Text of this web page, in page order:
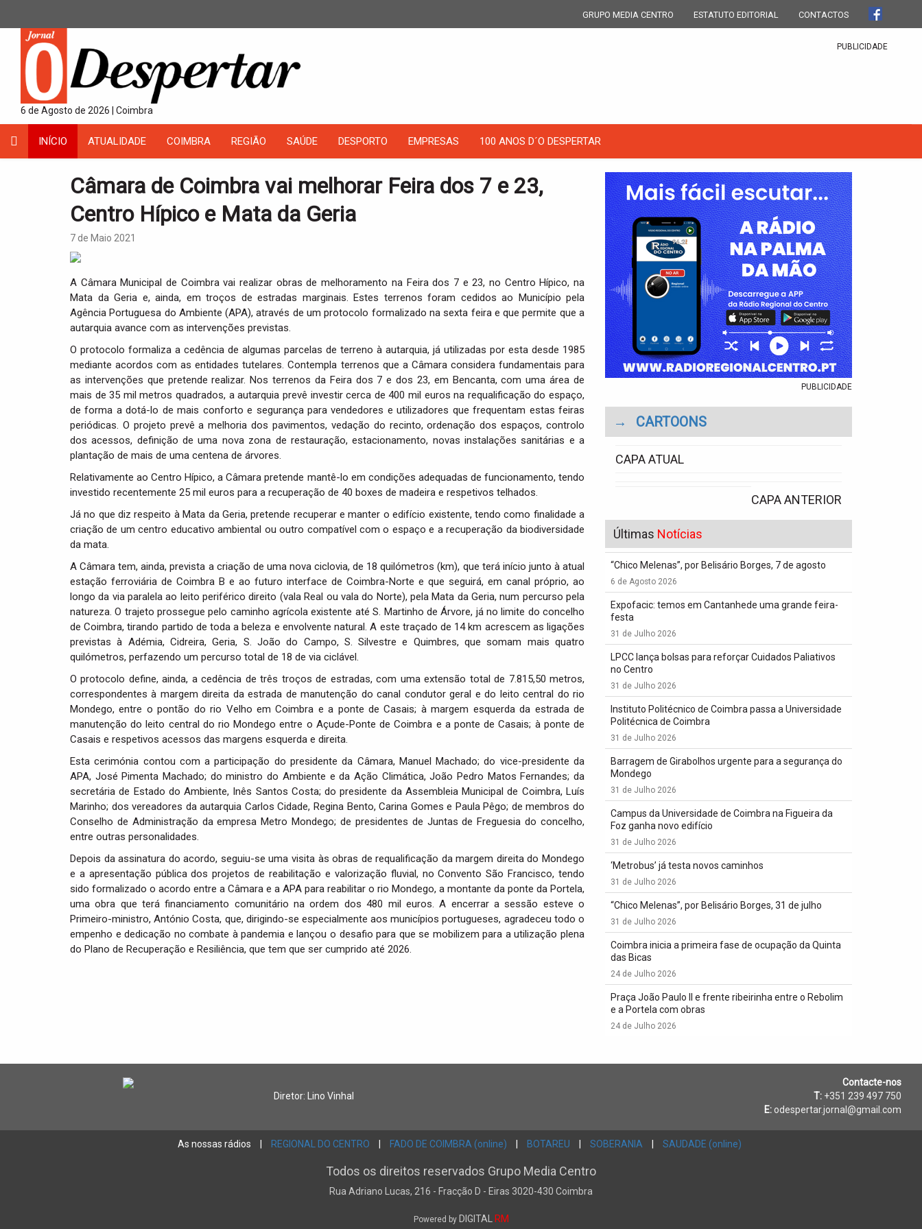
GRUPO MEDIA CENTRO ESTATUTO EDITORIAL CONTACTOS
6 de Agosto de 2026 | Coimbra
PUBLICIDADE
INÍCIO ATUALIDADE COIMBRA REGIÃO SAÚDE DESPORTO EMPRESAS 100 ANOS D´O DESPERTAR
Câmara de Coimbra vai melhorar Feira dos 7 e 23,
Centro Hípico e Mata da Geria
7 de Maio 2021
A Câmara Municipal de Coimbra vai realizar obras de melhoramento na Feira dos 7 e 23, no Centro Hípico, na
Mata da Geria e, ainda, em troços de estradas marginais. Estes terrenos foram cedidos ao Município pela
Agência Portuguesa do Ambiente (APA), através de um protocolo formalizado na sexta feira e que permite que a
autarquia avance com as intervenções previstas.
O protocolo formaliza a cedência de algumas parcelas de terreno à autarquia, já utilizadas por esta desde 1985
mediante acordos com as entidades tutelares. Contempla terrenos que a Câmara considera fundamentais para
as intervenções que pretende realizar. Nos terrenos da Feira dos 7 e dos 23, em Bencanta, com uma área de
mais de 35 mil metros quadrados, a autarquia prevê investir cerca de 400 mil euros na requalificação do espaço,
de forma a dotá-lo de mais conforto e segurança para vendedores e utilizadores que frequentam estas feiras
periódicas. O projeto prevê a melhoria dos pavimentos, vedação do recinto, ordenação dos espaços, controlo
dos acessos, definição de uma nova zona de restauração, estacionamento, novas instalações sanitárias e a
plantação de mais de uma centena de árvores.
Relativamente ao Centro Hípico, a Câmara pretende mantê-lo em condições adequadas de funcionamento, tendo
investido recentemente 25 mil euros para a recuperação de 40 boxes de madeira e respetivos telhados.
Já no que diz respeito à Mata da Geria, pretende recuperar e manter o edifício existente, tendo como finalidade a
criação de um centro educativo ambiental ou outro compatível com o espaço e a recuperação da biodiversidade
da mata.
A Câmara tem, ainda, prevista a criação de uma nova ciclovia, de 18 quilómetros (km), que terá início junto à atual
estação ferroviária de Coimbra B e ao futuro interface de Coimbra-Norte e que seguirá, em canal próprio, ao
longo da via paralela ao leito periférico direito (vala Real ou vala do Norte), pela Mata da Geria, num percurso pela
natureza. O trajeto prossegue pelo caminho agrícola existente até S. Martinho de Árvore, já no limite do concelho
de Coimbra, tirando partido de toda a beleza e envolvente natural. A este traçado de 14 km acrescem as ligações
previstas à Adémia, Cidreira, Geria, S. João do Campo, S. Silvestre e Quimbres, que somam mais quatro
quilómetros, perfazendo um percurso total de 18 de via ciclável.
O protocolo define, ainda, a cedência de três troços de estradas, com uma extensão total de 7.815,50 metros,
correspondentes à margem direita da estrada de manutenção do canal condutor geral e do leito central do rio
Mondego, entre o pontão do rio Velho em Coimbra e a ponte de Casais; à margem esquerda da estrada de
manutenção do leito central do rio Mondego entre o Açude-Ponte de Coimbra e a ponte de Casais; à ponte de
Casais e respetivos acessos das margens esquerda e direita.
Esta cerimónia contou com a participação do presidente da Câmara, Manuel Machado; do vice-presidente da
APA, José Pimenta Machado; do ministro do Ambiente e da Ação Climática, João Pedro Matos Fernandes; da
secretária de Estado do Ambiente, Inês Santos Costa; do presidente da Assembleia Municipal de Coimbra, Luís
Marinho; dos vereadores da autarquia Carlos Cidade, Regina Bento, Carina Gomes e Paula Pêgo; de membros do
Conselho de Administração da empresa Metro Mondego; de presidentes de Juntas de Freguesia do concelho,
entre outras personalidades.
Depois da assinatura do acordo, seguiu-se uma visita às obras de requalificação da margem direita do Mondego
e a apresentação pública dos projetos de reabilitação e valorização fluvial, no Convento São Francisco, tendo
sido formalizado o acordo entre a Câmara e a APA para reabilitar o rio Mondego, a montante da ponte da Portela,
uma obra que terá financiamento comunitário na ordem dos 480 mil euros. A encerrar a sessão esteve o
Primeiro-ministro, António Costa, que, dirigindo-se especialmente aos municípios portugueses, agradeceu todo o
empenho e dedicação no combate à pandemia e lançou o desafio para que se mobilizem para a utilização plena
do Plano de Recuperação e Resiliência, que tem que ser cumprido até 2026.
PUBLICIDADE
→ CARTOONS
CAPA ATUAL
CAPA ANTERIOR
Últimas Notícias
“Chico Melenas”, por Belisário Borges, 7 de agosto
6 de Agosto 2026
Expofacic: temos em Cantanhede uma grande feira-
festa
31 de Julho 2026
LPCC lança bolsas para reforçar Cuidados Paliativos
no Centro
31 de Julho 2026
Instituto Politécnico de Coimbra passa a Universidade
Politécnica de Coimbra
31 de Julho 2026
Barragem de Girabolhos urgente para a segurança do
Mondego
31 de Julho 2026
Campus da Universidade de Coimbra na Figueira da
Foz ganha novo edifício
31 de Julho 2026
‘Metrobus’ já testa novos caminhos
31 de Julho 2026
“Chico Melenas”, por Belisário Borges, 31 de julho
31 de Julho 2026
Coimbra inicia a primeira fase de ocupação da Quinta
das Bicas
24 de Julho 2026
Praça João Paulo II e frente ribeirinha entre o Rebolim
e a Portela com obras
24 de Julho 2026
Diretor: Lino Vinhal
Contacte-nos
T: +351 239 497 750
E: odespertar.jornal@gmail.com
As nossas rádios | REGIONAL DO CENTRO | FADO DE COIMBRA (online) | BOTAREU | SOBERANIA | SAUDADE (online)
Todos os direitos reservados Grupo Media Centro
Rua Adriano Lucas, 216 - Fracção D - Eiras 3020-430 Coimbra
Powered byDIGITAL RM